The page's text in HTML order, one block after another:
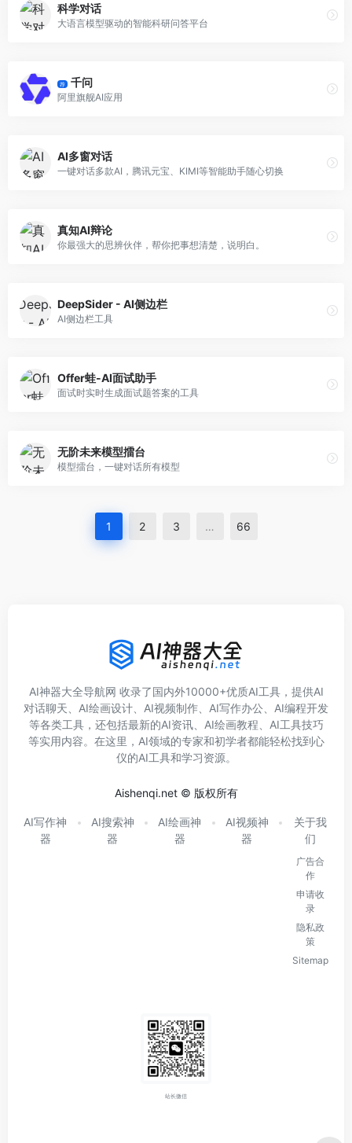
科学对话
大语言模型驱动的智能科研问答平台
荐 千问
阿里旗舰AI应用
AI多窗对话
一键对话多款AI，腾讯元宝、KIMI等智能助手随心切换
真知AI辩论
你最强大的思辨伙伴，帮你把事想清楚，说明白。
DeepSider - AI侧边栏
AI侧边栏工具
Offer蛙-AI面试助手
面试时实时生成面试题答案的工具
无阶未来模型擂台
模型擂台，一键对话所有模型
1 2 3 … 66
AI神器大全导航网 收录了国内外10000+优质AI工具，提供AI
对话聊天、AI绘画设计、AI视频制作、AI写作办公、AI编程开发
等各类工具，还包括最新的AI资讯、AI绘画教程、AI工具技巧
等实用内容。在这里，AI领域的专家和初学者都能轻松找到心
仪的AI工具和学习资源。
Aishenqi.net © 版权所有
AI写作神
器
AI搜索神
器
AI绘画神
器
AI视频神
器
关于我
们
广告合
作
申请收
录
隐私政
策
Sitemap
站长微信